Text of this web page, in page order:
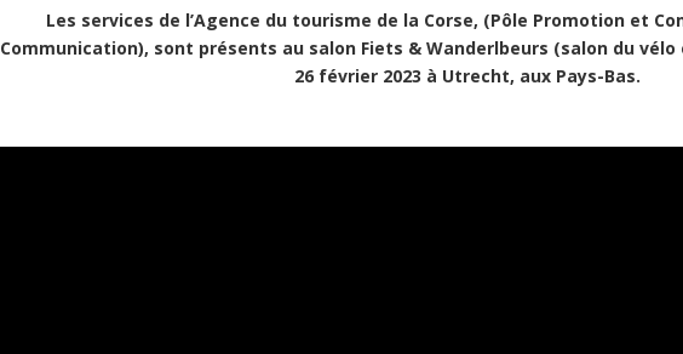
Les services de l’Agence du tourisme de la Corse, (Pôle Promotion et
Communication), sont présents au salon Fiets & Wanderlbeurs (salon du vélo
26 février 2023 à Utrecht, aux Pays-Bas.